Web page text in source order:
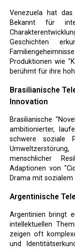
Venezuela hat das moderne Telenovela-Format begründet.
Bekannt für
Geschichten
Produktionen wie
berühmt für ihre
Brasilianische
Innovation
Brasilianische "Novelas" (so nennen sie sie) sind länger und
ambitionierter,
schwere soziale
menschlicher
Adaptionen von
Drama mit
Argentinische
Argentinien bringt europäische Einflüsse mit scharfem Witz,
intellektuellen
zeigen oft
und